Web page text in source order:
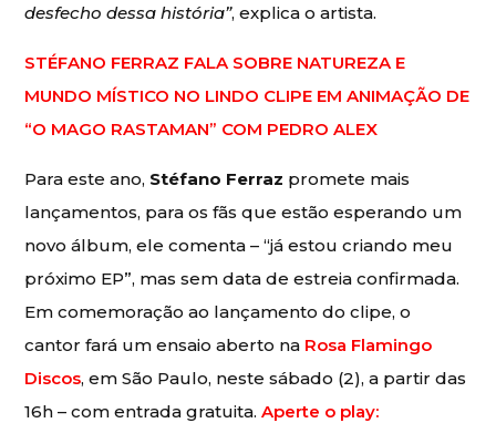
desfecho dessa história”, explica o artista.
STÉFANO FERRAZ FALA SOBRE NATUREZA E
MUNDO MÍSTICO NO LINDO CLIPE EM ANIMAÇÃO DE
“O MAGO RASTAMAN” COM PEDRO ALEX
Para este ano, Stéfano Ferraz promete mais
lançamentos, para os fãs que estão esperando um
novo álbum, ele comenta – “já estou criando meu
próximo EP”, mas sem data de estreia confirmada.
Em comemoração ao lançamento do clipe, o
cantor fará um ensaio aberto na Rosa Flamingo
Discos, em São Paulo, neste sábado (2), a partir das
16h – com entrada gratuita.Aperte o play: